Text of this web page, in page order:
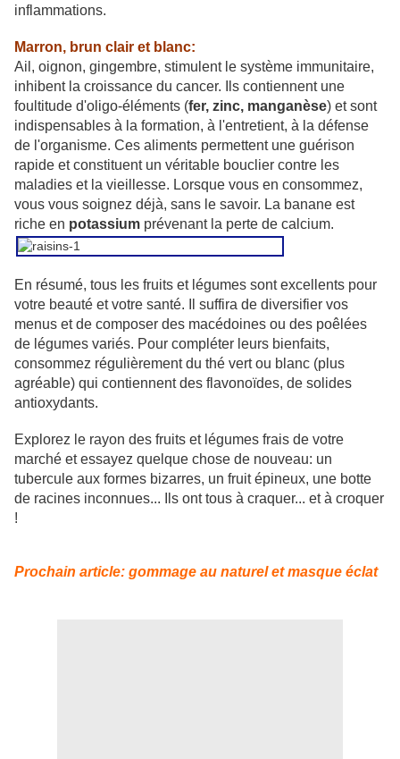
inflammations.
Marron, brun clair et blanc:
Ail, oignon, gingembre, stimulent le système immunitaire,
inhibent la croissance du cancer. Ils contiennent une
foultitude d'oligo-éléments (fer, zinc, manganèse) et sont
indispensables à la formation, à l'entretient, à la défense
de l'organisme. Ces aliments permettent une guérison
rapide et constituent un véritable bouclier contre les
maladies et la vieillesse. Lorsque vous en consommez,
vous vous soignez déjà, sans le savoir. La banane est
riche en potassium prévenant la perte de calcium.
En résumé, tous les fruits et légumes sont excellents pour
votre beauté et votre santé. Il suffira de diversifier vos
menus et de composer des macédoines ou des poêlées
de légumes variés. Pour compléter leurs bienfaits,
consommez régulièrement du thé vert ou blanc (plus
agréable) qui contiennent des flavonoïdes, de solides
antioxydants.
Explorez le rayon des fruits et légumes frais de votre
marché et essayez quelque chose de nouveau: un
tubercule aux formes bizarres, un fruit épineux, une botte
de racines inconnues... Ils ont tous à craquer... et à croquer
!
Prochain article: gommage au naturel et masque éclat